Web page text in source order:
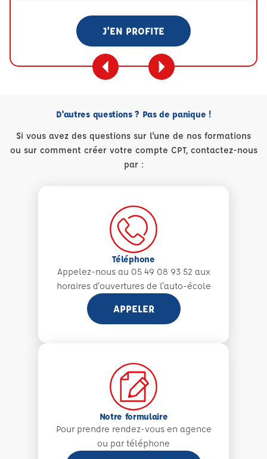
J'EN PROFITE
D'autres questions ? Pas de panique !
Si vous avez des questions sur l'une de nos formations
ou sur comment créer votre compte CPT, contactez-nous
par :
Téléphone
Appelez-nous au 05 49 08 93 52 aux
horaires d'ouvertures de l'auto-école
APPELER
Notre formulaire
Pour prendre rendez-vous en agence
ou par téléphone